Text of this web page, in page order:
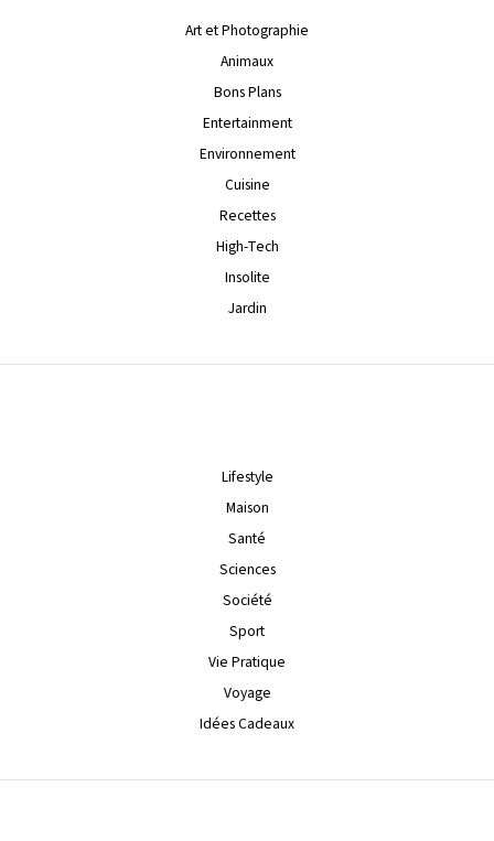
Art et Photographie
Animaux
Bons Plans
Entertainment
Environnement
Cuisine
Recettes
High-Tech
Insolite
Jardin
Lifestyle
Maison
Santé
Sciences
Société
Sport
Vie Pratique
Voyage
Idées Cadeaux